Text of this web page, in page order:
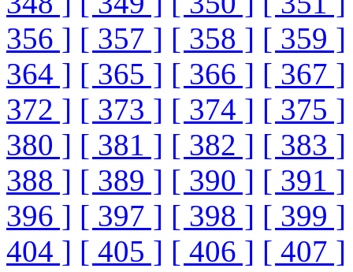
356 ] [ 357 ] [ 358 ] [ 359 ]
364 ] [ 365 ] [ 366 ] [ 367 ]
372 ] [ 373 ] [ 374 ] [ 375 ]
380 ] [ 381 ] [ 382 ] [ 383 ]
388 ] [ 389 ] [ 390 ] [ 391 ]
396 ] [ 397 ] [ 398 ] [ 399 ]
404 ] [ 405 ] [ 406 ] [ 407 ]